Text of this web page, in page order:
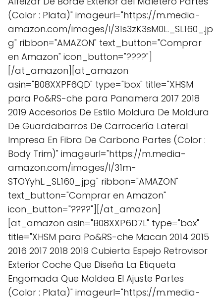
(Color : Plata)" imageurl="https://m.media-
amazon.com/images/I/31s3zK3sM0L._SL160_.jp
g" ribbon="AMAZON" text_button="Comprar
en Amazon" icon_button="????"]
[/at_amazon][at_amazon
asin="B08XXPF6QD" type="box" title="XHSM
para Po&RS-che para Panamera 2017 2018
2019 Accesorios De Estilo Moldura De Moldura
De Guardabarros De Carrocería Lateral
Impresa En Fibra De Carbono Partes (Color :
Body Trim)" imageurl="https://m.media-
amazon.com/images/I/31m-
STOYyhL._SL160_.jpg" ribbon="AMAZON"
text_button="Comprar en Amazon"
icon_button="????"][/at_amazon]
[at_amazon asin="B08XXP6D7L" type="box"
title="XHSM para Po&RS-che Macan 2014 2015
2016 2017 2018 2019 Cubierta Espejo Retrovisor
Exterior Coche Que Diseña La Etiqueta
Engomada Que Moldea El Ajuste Partes
(Color : Plata)" imageurl="https://m.media-